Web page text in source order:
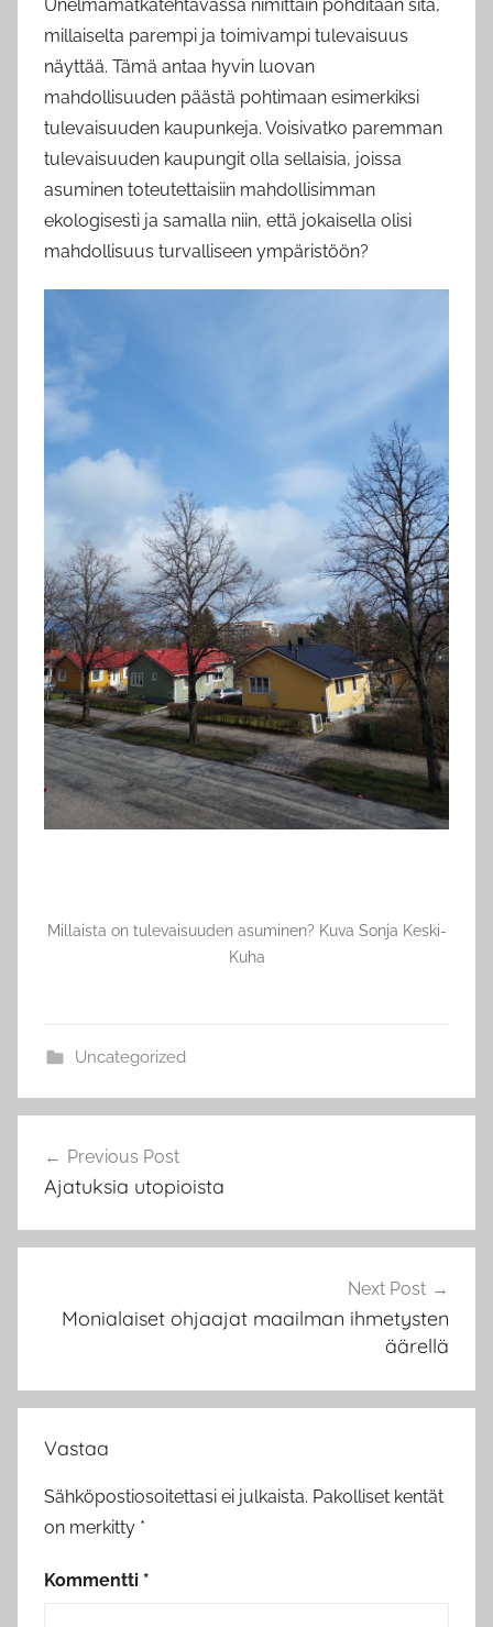
Unelmamatkatehtävässä nimittäin pohditaan sitä,
millaiselta parempi ja toimivampi tulevaisuus
näyttää. Tämä antaa hyvin luovan
mahdollisuuden päästä pohtimaan esimerkiksi
tulevaisuuden kaupunkeja. Voisivatko paremman
tulevaisuuden kaupungit olla sellaisia, joissa
asuminen toteutettaisiin mahdollisimman
ekologisesti ja samalla niin, että jokaisella olisi
mahdollisuus turvalliseen ympäristöön?
Millaista on tulevaisuuden asuminen? Kuva Sonja Keski-
Kuha
Uncategorized
selaus
Previous Post
Ajatuksia utopioista
Next Post
Monialaiset ohjaajat maailman ihmetysten
äärellä
Vastaa
Sähköpostiosoitettasi ei julkaista. Pakolliset kentät
on merkitty *
Kommentti *